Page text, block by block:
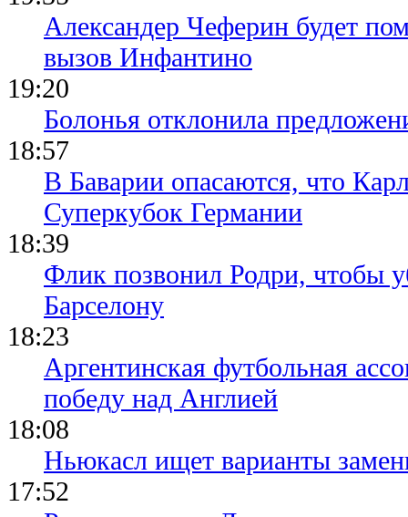
Александер Чеферин будет
вызов Инфантино
19:20
Болонья отклонила
18:57
В Баварии опасаются, что
Суперкубок Германии
18:39
Флик позвонил Родри, чтобы
Барселону
18:23
Аргентинская футбольная
победу над Англией
18:08
Ньюкасл ищет варианты
17:52